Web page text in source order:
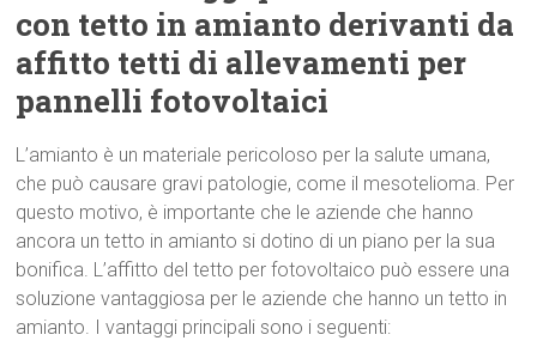
con tetto in amianto derivanti da
affitto tetti di allevamenti per
pannelli fotovoltaici
L’amianto è un materiale pericoloso per la salute umana,
che può causare gravi patologie, come il mesotelioma. Per
questo motivo, è importante che le aziende che hanno
ancora un tetto in amianto si dotino di un piano per la sua
bonifica. L’affitto del tetto per fotovoltaico può essere una
soluzione vantaggiosa per le aziende che hanno un tetto in
amianto. I vantaggi principali sono i seguenti: